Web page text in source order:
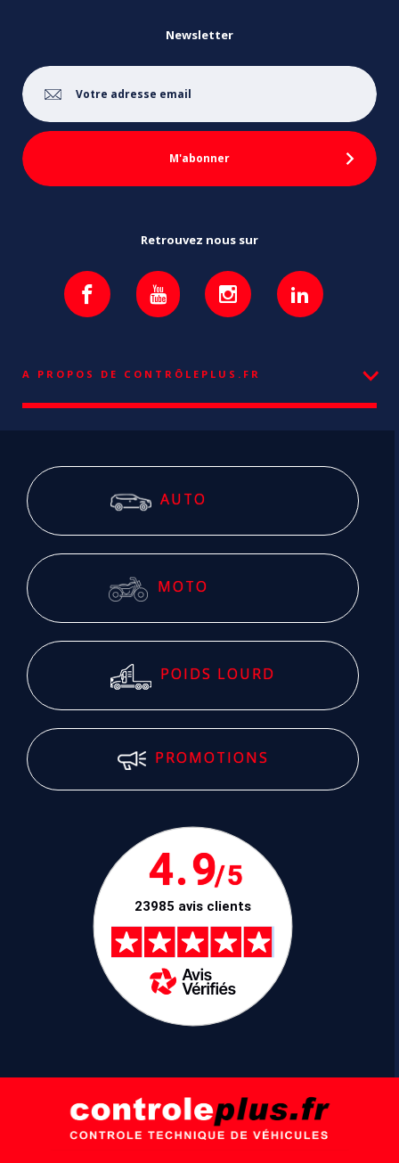
Newsletter
Retrouvez nous sur
A PROPOS DE CONTRÔLEPLUS.FR
AUTO
MOTO
POIDS LOURD
PROMOTIONS
4.9/5
23985 avis clients